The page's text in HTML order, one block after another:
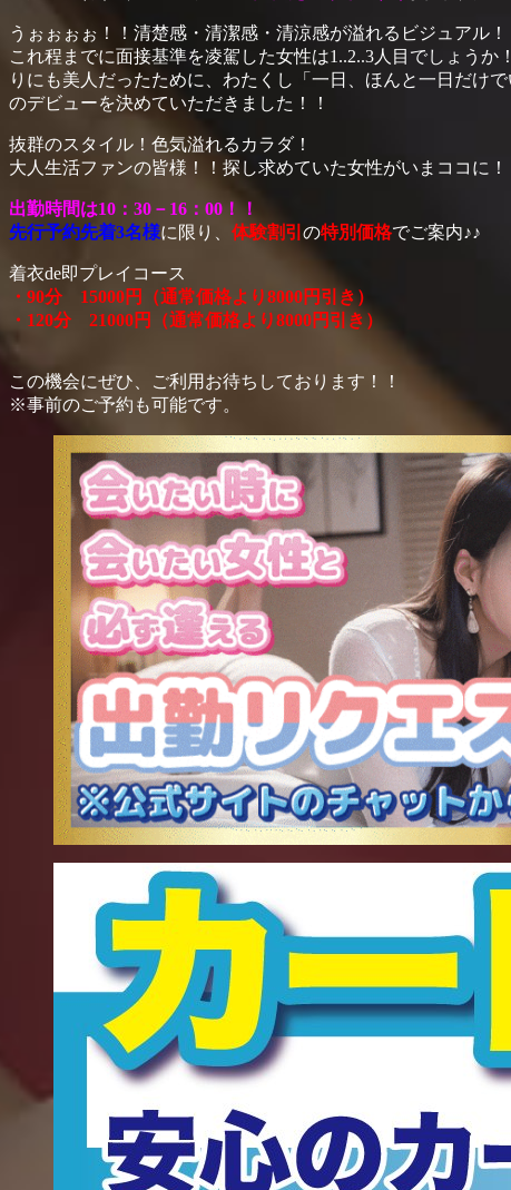
うぉぉぉぉ！！清楚感・清潔感・清涼感が溢れるビジュアル
これ程までに面接基準を凌駕した女性は1..2..3人目でしょう
りにも美人だったために、わたくし「一日、ほんと一日だ
のデビューを決めていただきました！！
抜群のスタイル！色気溢れるカラダ！
大人生活ファンの皆様！！探し求めていた女性がいまココに！
出勤時間は10：30－16 ：00！！
先行予約先着3名様に限り、 体験割引 の特別価格でご案内♪♪
着衣de即プレイコース
・90分 15000円（通常価格より8000円引き）
・120分 21000円（通常価格より8000円引き）
この機会にぜひ、ご利用お待ちしております！！
※事前のご予約も可能です。